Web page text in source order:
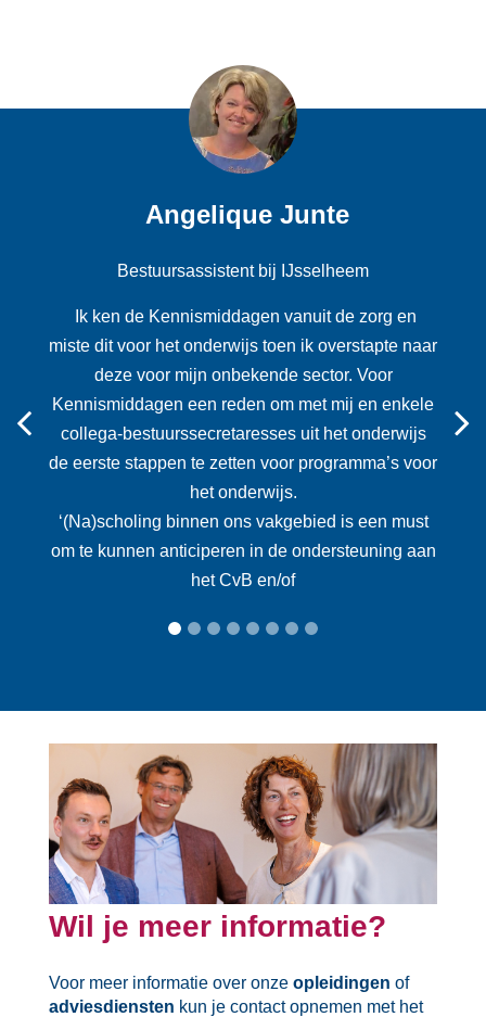
Angelique Junte
Bestuursassistent bij IJsselheem
Ik ken de Kennismiddagen vanuit de zorg en
miste dit voor het onderwijs toen ik overstapte naar
deze voor mijn onbekende sector. Voor
Kennismiddagen een reden om met mij en enkele
collega-bestuurssecretaresses uit het onderwijs
de eerste stappen te zetten voor programma’s voor
het onderwijs.
‘(Na)scholing binnen ons vakgebied is een must
om te kunnen anticiperen in de ondersteuning aan
het CvB en/of
Previous
Wil je meer informatie?
Voor meer informatie over onze opleidingen of
adviesdiensten kun je contact opnemen met het